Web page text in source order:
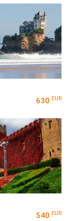
630 EUR
540 EUR